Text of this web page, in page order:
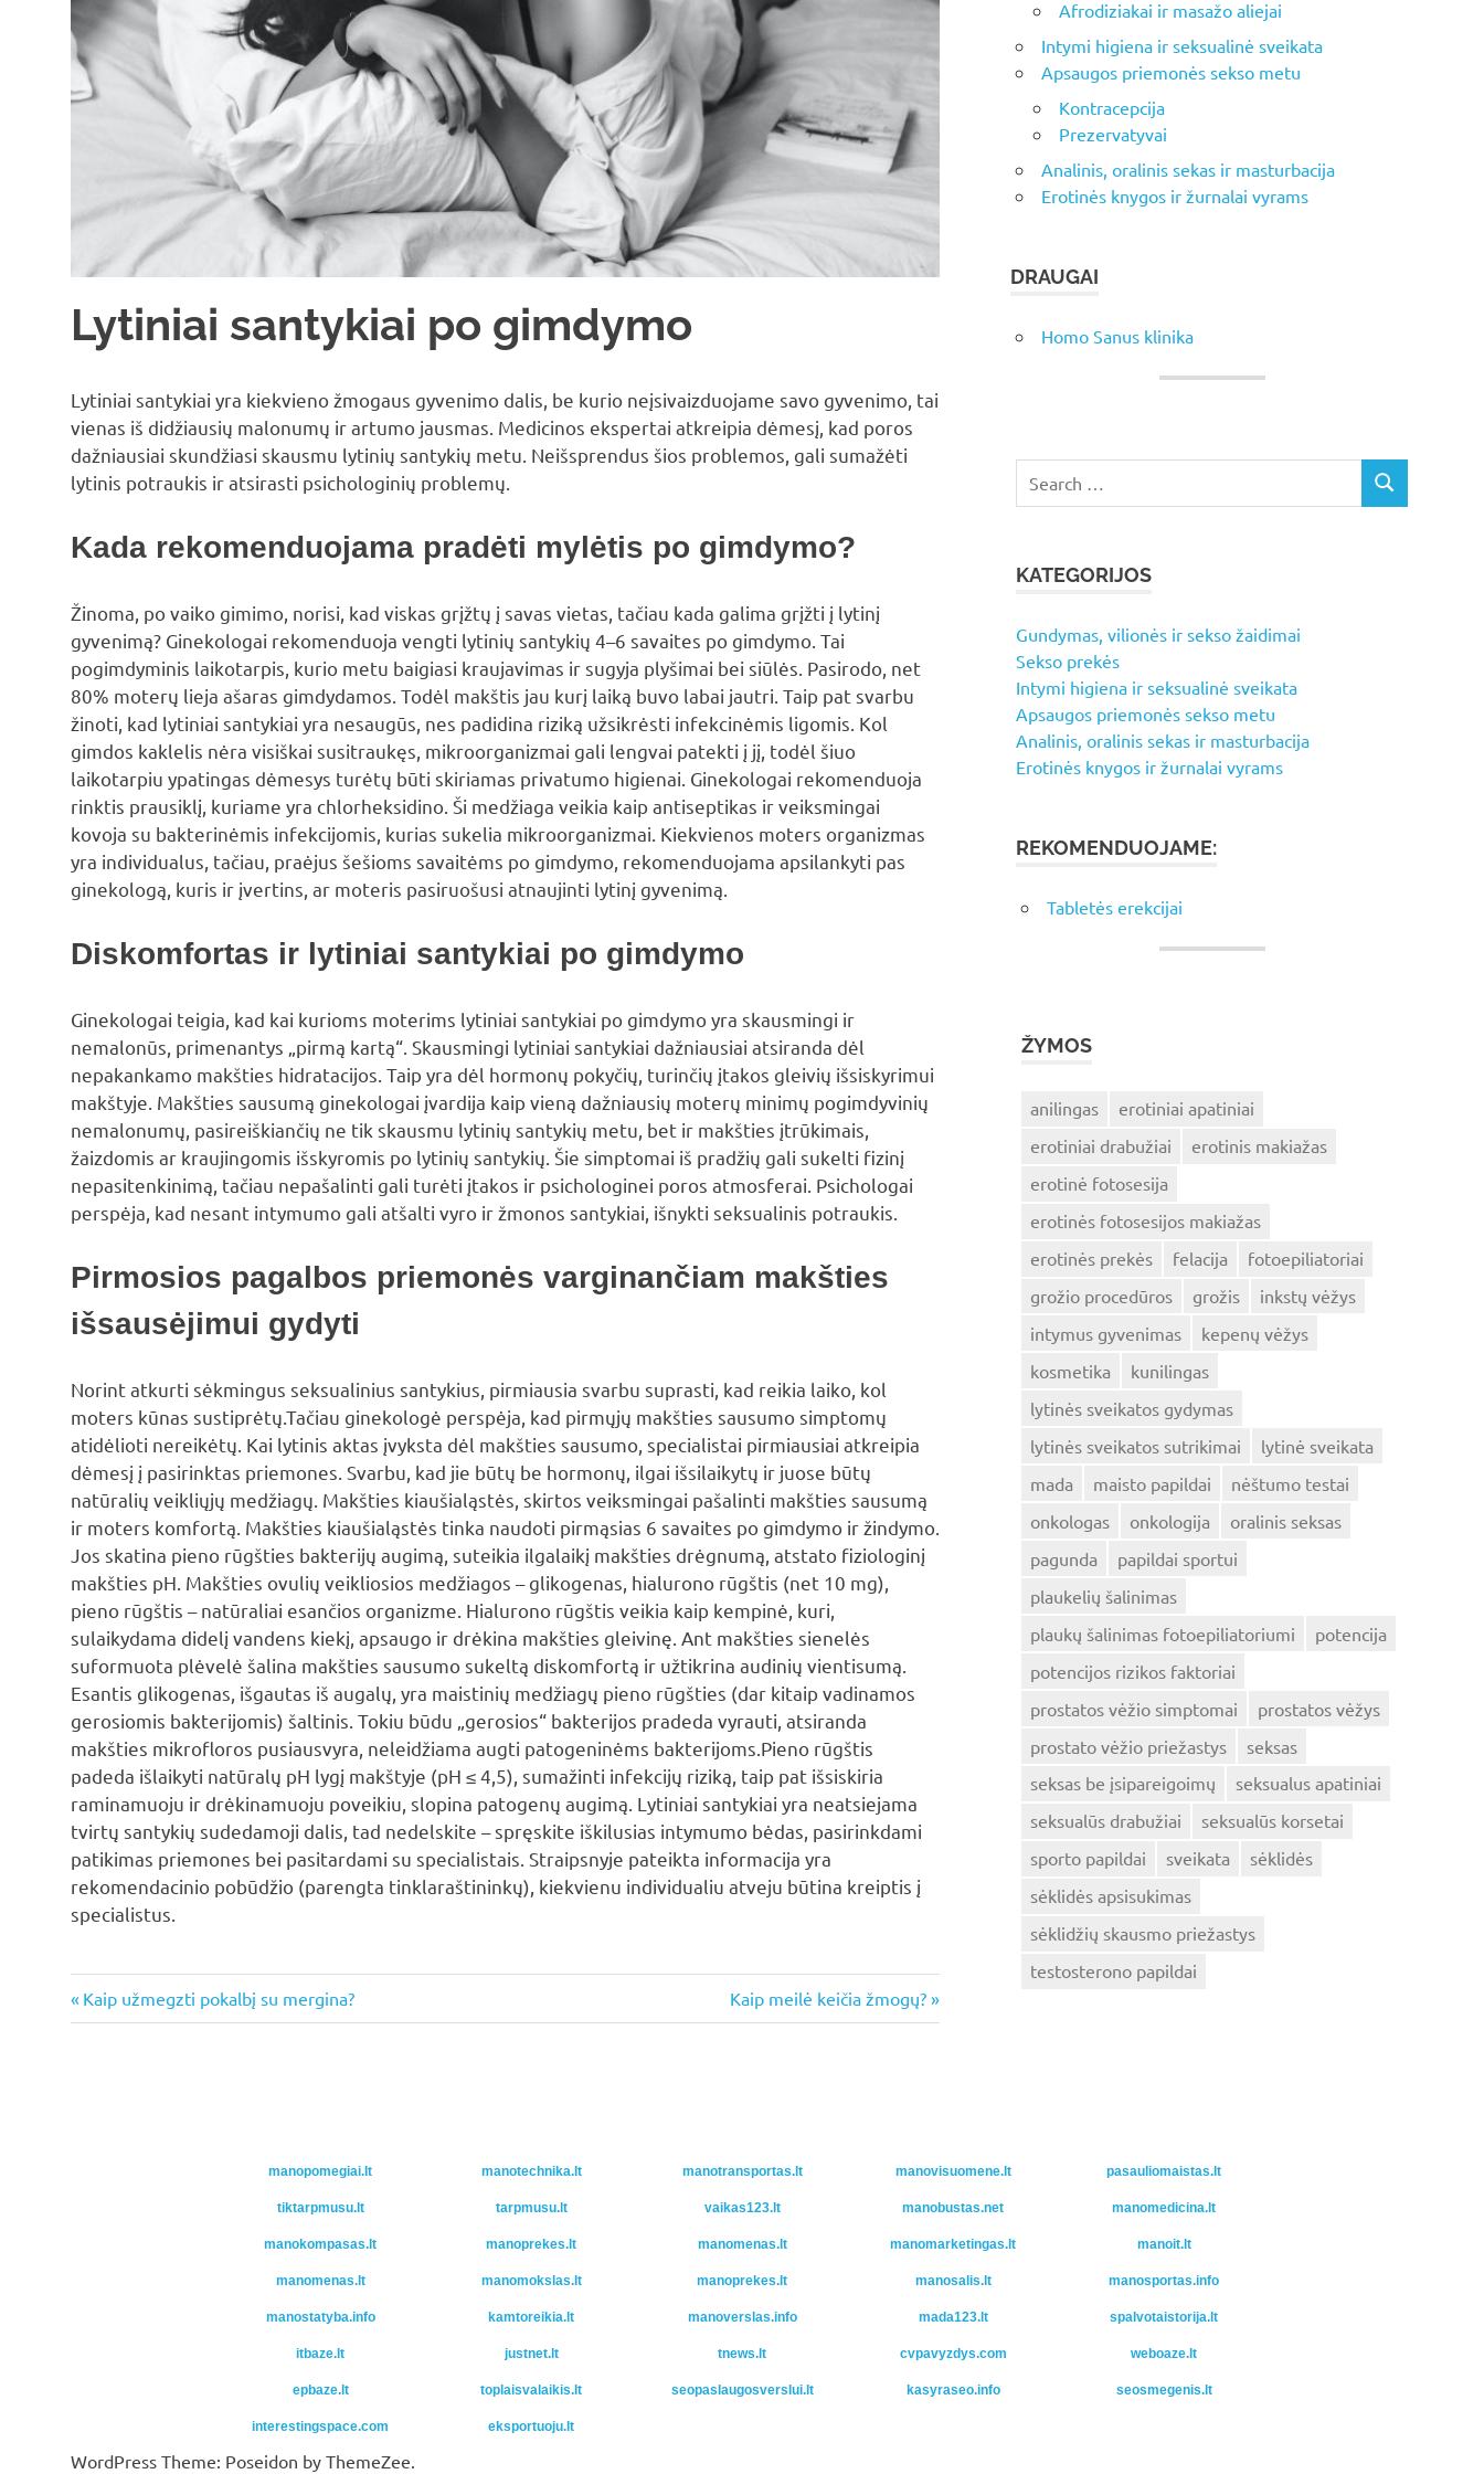
Lytiniai santykiai po gimdymo
Lytiniai santykiai yra kiekvieno žmogaus gyvenimo dalis, be kurio neįsivaizduojame savo gyvenimo, tai
vienas iš didžiausių malonumų ir artumo jausmas. Medicinos ekspertai atkreipia dėmesį, kad poros
dažniausiai skundžiasi skausmu lytinių santykių metu. Neišsprendus šios problemos, gali sumažėti
lytinis potraukis ir atsirasti psichologinių problemų.
Kada rekomenduojama pradėti mylėtis po gimdymo?
Žinoma, po vaiko gimimo, norisi, kad viskas grįžtų į savas vietas, tačiau kada galima grįžti į lytinį
gyvenimą? Ginekologai rekomenduoja vengti lytinių santykių 4–6 savaites po gimdymo. Tai
pogimdyminis laikotarpis, kurio metu baigiasi kraujavimas ir sugyja plyšimai bei siūlės. Pasirodo, net
80% moterų lieja ašaras gimdydamos. Todėl makštis jau kurį laiką buvo labai jautri. Taip pat svarbu
žinoti, kad lytiniai santykiai yra nesaugūs, nes padidina riziką užsikrėsti infekcinėmis ligomis. Kol
gimdos kaklelis nėra visiškai susitraukęs, mikroorganizmai gali lengvai patekti į jį, todėl šiuo
laikotarpiu ypatingas dėmesys turėtų būti skiriamas privatumo higienai. Ginekologai rekomenduoja
rinktis prausiklį, kuriame yra chlorheksidino. Ši medžiaga veikia kaip antiseptikas ir veiksmingai
kovoja su bakterinėmis infekcijomis, kurias sukelia mikroorganizmai. Kiekvienos moters organizmas
yra individualus, tačiau, praėjus šešioms savaitėms po gimdymo, rekomenduojama apsilankyti pas
ginekologą, kuris ir įvertins, ar moteris pasiruošusi atnaujinti lytinį gyvenimą.
Diskomfortas ir lytiniai santykiai po gimdymo
Ginekologai teigia, kad kai kurioms moterims lytiniai santykiai po gimdymo yra skausmingi ir
nemalonūs, primenantys „pirmą kartą“. Skausmingi lytiniai santykiai dažniausiai atsiranda dėl
nepakankamo makšties hidratacijos. Taip yra dėl hormonų pokyčių, turinčių įtakos gleivių išsiskyrimui
makštyje. Makšties sausumą ginekologai įvardija kaip vieną dažniausių moterų minimų pogimdyvinių
nemalonumų, pasireiškiančių ne tik skausmu lytinių santykių metu, bet ir makšties įtrūkimais,
žaizdomis ar kraujingomis išskyromis po lytinių santykių. Šie simptomai iš pradžių gali sukelti fizinį
nepasitenkinimą, tačiau nepašalinti gali turėti įtakos ir psichologinei poros atmosferai. Psichologai
perspėja, kad nesant intymumo gali atšalti vyro ir žmonos santykiai, išnykti seksualinis potraukis.
Pirmosios pagalbos priemonės varginančiam makšties
išsausėjimui gydyti
Norint atkurti sėkmingus seksualinius santykius, pirmiausia svarbu suprasti, kad reikia laiko, kol
moters kūnas sustiprėtų.Tačiau ginekologė perspėja, kad pirmųjų makšties sausumo simptomų
atidėlioti nereikėtų. Kai lytinis aktas įvyksta dėl makšties sausumo, specialistai pirmiausiai atkreipia
dėmesį į pasirinktas priemones. Svarbu, kad jie būtų be hormonų, ilgai išsilaikytų ir juose būtų
natūralių veikliųjų medžiagų. Makšties kiaušialąstės, skirtos veiksmingai pašalinti makšties sausumą
ir moters komfortą. Makšties kiaušialąstės tinka naudoti pirmąsias 6 savaites po gimdymo ir žindymo.
Jos skatina pieno rūgšties bakterijų augimą, suteikia ilgalaikį makšties drėgnumą, atstato fiziologinį
makšties pH. Makšties ovulių veikliosios medžiagos – glikogenas, hialurono rūgštis (net 10 mg),
pieno rūgštis – natūraliai esančios organizme. Hialurono rūgštis veikia kaip kempinė, kuri,
sulaikydama didelį vandens kiekį, apsaugo ir drėkina makšties gleivinę. Ant makšties sienelės
suformuota plėvelė šalina makšties sausumo sukeltą diskomfortą ir užtikrina audinių vientisumą.
Esantis glikogenas, išgautas iš augalų, yra maistinių medžiagų pieno rūgšties (dar kitaip vadinamos
gerosiomis bakterijomis) šaltinis. Tokiu būdu „gerosios“ bakterijos pradeda vyrauti, atsiranda
makšties mikrofloros pusiausvyra, neleidžiama augti patogeninėms bakterijoms.Pieno rūgštis
padeda išlaikyti natūralų pH lygį makštyje (pH ≤ 4,5), sumažinti infekcijų riziką, taip pat išsiskiria
raminamuoju ir drėkinamuoju poveikiu, slopina patogenų augimą. Lytiniai santykiai yra neatsiejama
tvirtų santykių sudedamoji dalis, tad nedelskite – spręskite iškilusias intymumo bėdas, pasirinkdami
patikimas priemones bei pasitardami su specialistais. Straipsnyje pateikta informacija yra
rekomendacinio pobūdžio (parengta tinklaraštininkų), kiekvienu individualiu atveju būtina kreiptis į
specialistus.
Navigacija
Previous
Post:
Kaip užmegzti pokalbį su mergina?
Next
Post:
Kaip meilė keičia žmogų?
Afrodiziakai ir masažo aliejai
Intymi higiena ir seksualinė sveikata
Apsaugos priemonės sekso metu
Kontracepcija
Prezervatyvai
Analinis, oralinis sekas ir masturbacija
Erotinės knygos ir žurnalai vyrams
DRAUGAI
Homo Sanus klinika
for:
SEARCH
KATEGORIJOS
Gundymas, vilionės ir sekso žaidimai
Sekso prekės
Intymi higiena ir seksualinė sveikata
Apsaugos priemonės sekso metu
Analinis, oralinis sekas ir masturbacija
Erotinės knygos ir žurnalai vyrams
REKOMENDUOJAME:
Tabletės erekcijai
ŽYMOS
anilingas
erotiniai apatiniai
erotiniai drabužiai
erotinis makiažas
erotinė fotosesija
erotinės fotosesijos makiažas
erotinės prekės
felacija
fotoepiliatoriai
grožio procedūros
grožis
inkstų vėžys
intymus gyvenimas
kepenų vėžys
kosmetika
kunilingas
lytinės sveikatos gydymas
lytinės sveikatos sutrikimai
lytinė sveikata
mada
maisto papildai
nėštumo testai
onkologas
onkologija
oralinis seksas
pagunda
papildai sportui
plaukelių šalinimas
plaukų šalinimas fotoepiliatoriumi
potencija
potencijos rizikos faktoriai
prostatos vėžio simptomai
prostatos vėžys
prostato vėžio priežastys
seksas
seksas be įsipareigoimų
seksualus apatiniai
seksualūs drabužiai
seksualūs korsetai
sporto papildai
sveikata
sėklidės
sėklidės apsisukimas
sėklidžių skausmo priežastys
testosterono papildai
manopomegiai.lt manotechnika.lt manotransportas.lt manovisuomene.lt pasauliomaistas.lt
tiktarpmusu.lt tarpmusu.lt vaikas123.lt manobustas.net manomedicina.lt
manokompasas.lt manoprekes.lt manomenas.lt manomarketingas.lt manoit.lt
manomenas.lt manomokslas.lt manoprekes.lt manosalis.lt manosportas.info
manostatyba.info kamtoreikia.lt manoverslas.info mada123.lt spalvotaistorija.lt
itbaze.lt justnet.lt tnews.lt cvpavyzdys.com weboaze.lt
epbaze.lt toplaisvalaikis.lt seopaslaugosverslui.lt kasyraseo.info seosmegenis.lt
interestingspace.com eksportuoju.lt
WordPress Theme: Poseidon by ThemeZee.